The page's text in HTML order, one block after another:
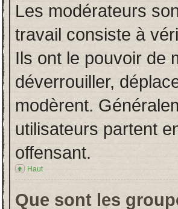
Les modérateurs
travail consiste à
Ils ont le pouvoir de
déverrouiller,
modèrent.
utilisateurs partent
offensant.
Haut
Que sont les